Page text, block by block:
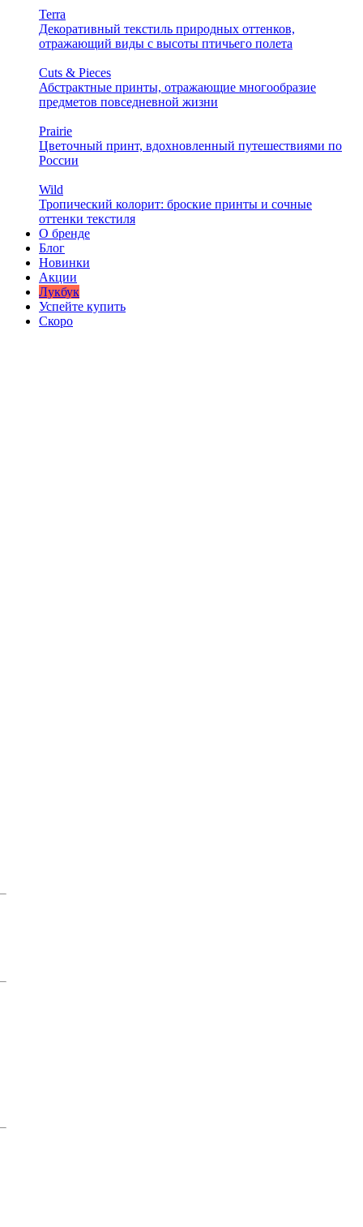
Terra
Декоративный текстиль природных оттенков,
отражающий виды с высоты птичьего полета
Cuts & Pieces
Абстрактные принты, отражающие многообразие
предметов повседневной жизни
Prairie
Цветочный принт, вдохновленный путешествиями по
России
Wild
Тропический колорит: броские принты и сочные
оттенки текстиля
О бренде
Блог
Новинки
Акции
Лукбук
Успейте купить
Скоро